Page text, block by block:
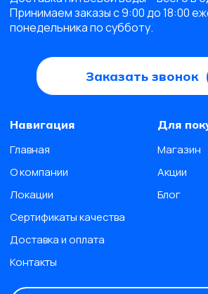
Принимаем заказы с 9:00 до 18:00
понедельника по субботу.
Заказать звонок
Навигация
Главная
О компании
Локации
Сертификаты качества
Доставка и оплата
Контакты
Для
Магазин
Акции
Блог